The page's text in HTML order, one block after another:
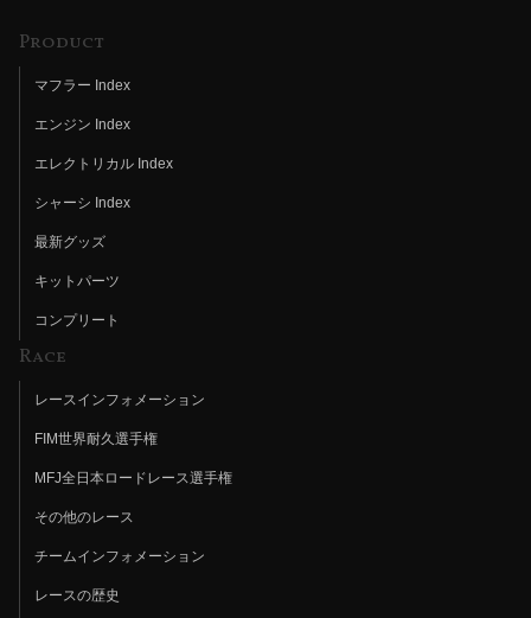
Product
マフラー Index
エンジン Index
エレクトリカル Index
シャーシ Index
最新グッズ
キットパーツ
コンプリート
Race
レースインフォメーション
FIM世界耐久選手権
MFJ全日本ロードレース選手権
その他のレース
チームインフォメーション
レースの歴史